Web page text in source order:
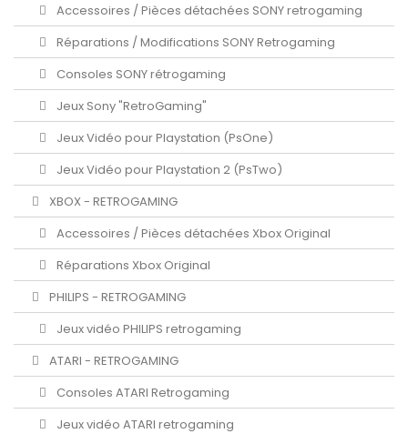
Accessoires / Pièces détachées SONY retrogaming
Réparations / Modifications SONY Retrogaming
Consoles SONY rétrogaming
Jeux Sony "RetroGaming"
Jeux Vidéo pour Playstation (PsOne)
Jeux Vidéo pour Playstation 2 (PsTwo)
XBOX - RETROGAMING
Accessoires / Pièces détachées Xbox Original
Réparations Xbox Original
PHILIPS - RETROGAMING
Jeux vidéo PHILIPS retrogaming
ATARI - RETROGAMING
Consoles ATARI Retrogaming
Jeux vidéo ATARI retrogaming